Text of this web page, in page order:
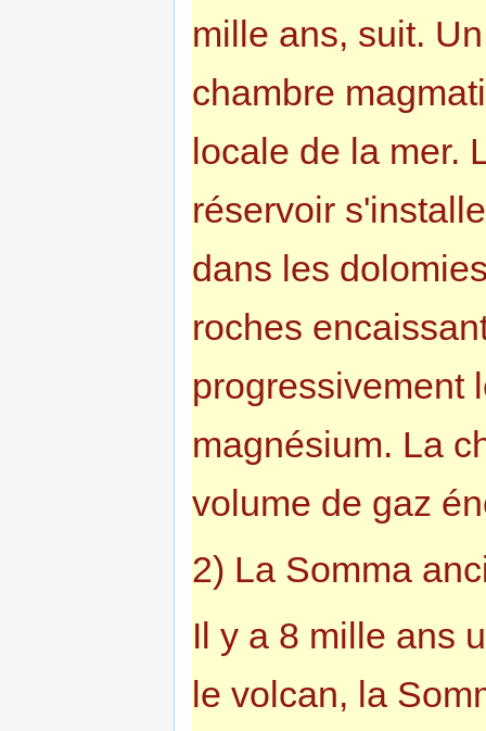
mille ans, suit.
chambre
locale de la mer.
réservoir
dans les
roches
progressivement
magnésium. La
volume de gaz
2) La Somma
Il y a 8 mille ans
le volcan, la